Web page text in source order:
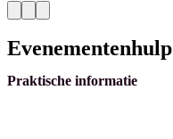
Praktische informatie